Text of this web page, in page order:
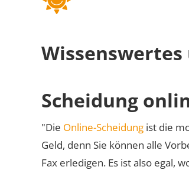
Scheidung
"Die Online-Scheidung ist die
Geld, denn Sie können alle
Fax erledigen. Es ist also egal,